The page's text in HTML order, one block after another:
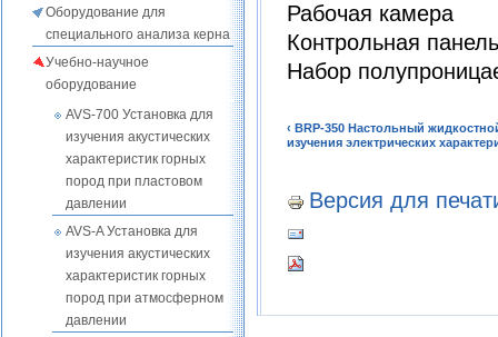
Оборудование для
специального анализа керна
Учебно-научное
оборудование
AVS-700 Установка для
изучения акустических
характеристик горных
пород при пластовом
давлении
AVS-A Установка для
изучения акустических
характеристик горных
пород при атмосферном
давлении
Рабочая камера
Контрольная
Набор
‹ BRP-350 Настольный
изучения электрических
Версия для